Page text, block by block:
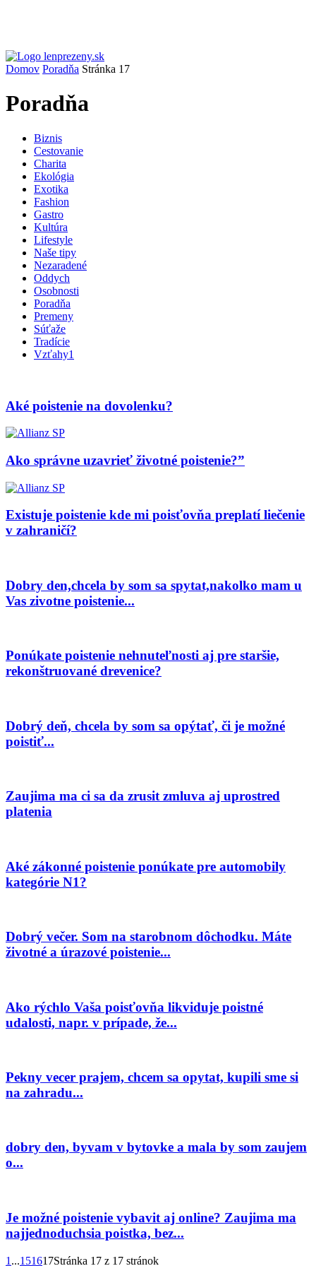
Domov Poradňa Stránka 17
Poradňa
Biznis
Cestovanie
Charita
Ekológia
Exotika
Fashion
Gastro
Kultúra
Lifestyle
Naše tipy
Nezaradené
Oddych
Osobnosti
Poradňa
Premeny
Súťaže
Tradície
Vzťahy1
Aké poistenie na dovolenku?
Ako správne uzavrieť životné poistenie?”
Existuje poistenie kde mi poisťovňa preplatí liečenie
v zahraničí?
Dobry den,chcela by som sa spytat,nakolko mam u
Vas zivotne poistenie...
Ponúkate poistenie nehnuteľnosti aj pre staršie,
rekonštruované drevenice?
Dobrý deň, chcela by som sa opýtať, či je možné
poistiť...
Zaujima ma ci sa da zrusit zmluva aj uprostred
platenia
Aké zákonné poistenie ponúkate pre automobily
kategórie N1?
Dobrý večer. Som na starobnom dôchodku. Máte
životné a úrazové poistenie...
Ako rýchlo Vaša poisťovňa likviduje poistné
udalosti, napr. v prípade, že...
Pekny vecer prajem, chcem sa opytat, kupili sme si
na zahradu...
dobry den, byvam v bytovke a mala by som zaujem
o...
Je možné poistenie vybavit aj online? Zaujima ma
najjednoduchsia poistka, bez...
1 ...151617Stránka 17 z 17 stránok